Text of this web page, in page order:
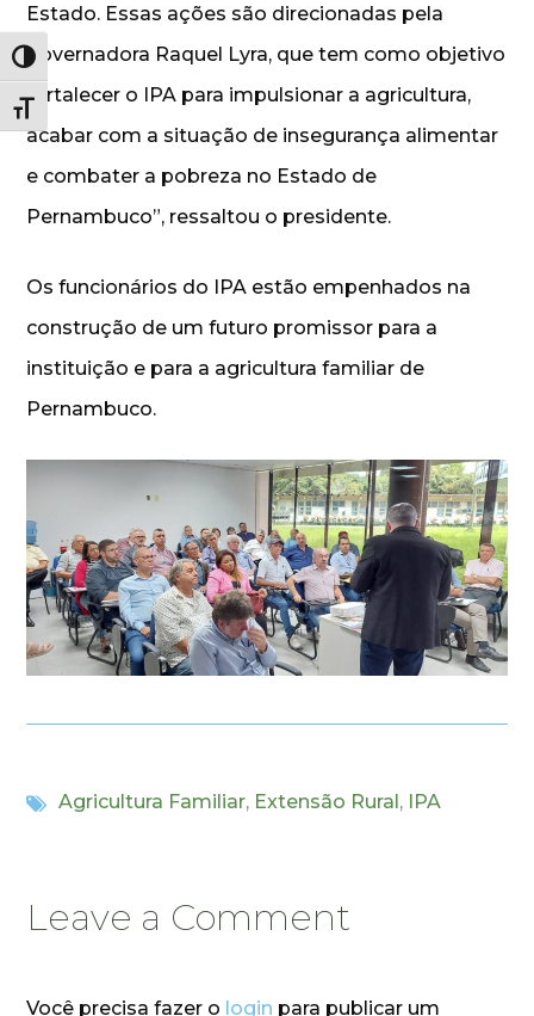
Alternar alto contraste
Alternar tamanho da fonte
Estado. Essas ações são direcionadas pela
governadora Raquel Lyra, que tem como objetivo
fortalecer o IPA para impulsionar a agricultura,
acabar com a situação de insegurança alimentar
e combater a pobreza no Estado de
Pernambuco”, ressaltou o presidente.
Os funcionários do IPA estão empenhados na
construção de um futuro promissor para a
instituição e para a agricultura familiar de
Pernambuco.
Agricultura Familiar, Extensão Rural , IPA
Leave a Comment
Você precisa fazer o login para publicar um